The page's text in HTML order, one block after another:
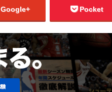
Google+ Pocket